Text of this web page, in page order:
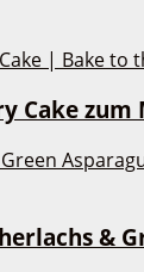
Cake
&